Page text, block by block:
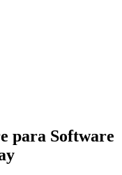
para Software